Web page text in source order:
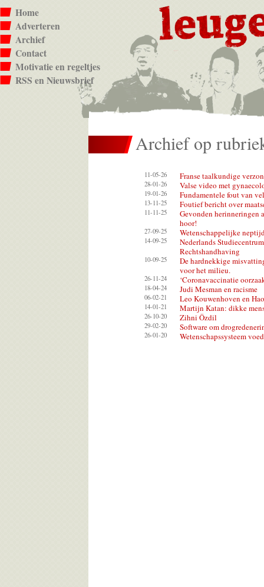
Home
Adverteren
Archief
Contact
Motivatie en regeltjes
RSS en Nieuwsbrief
Archief op
11-05-26 Franse taalkundige
28-01-26 Valse video met
19-01-26 Fundamentele fout van
13-11-25 Foutief bericht over
11-11-25
Gevonden herinneringen
hoor!
27-09-25 Wetenschappelijke
14-09-25
Nederlands
Rechtshandhaving
10-09-25
De hardnekkige
voor het milieu.
26-11-24 ‘Coronavaccinatie
18-04-24 Judi Mesman en racisme
06-02-21 Leo Kouwenhoven en
14-01-21 Martijn Katan: dikke
26-10-20 Zihni Özdil
29-02-20 Software om
26-01-20 Wetenschapssysteem